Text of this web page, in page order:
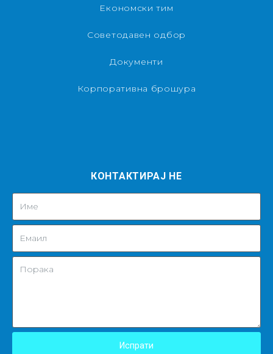
Економски тим
Советодавен одбор
Документи
Корпоративна брошура
КОНТАКТИРАЈ НЕ
Испрати